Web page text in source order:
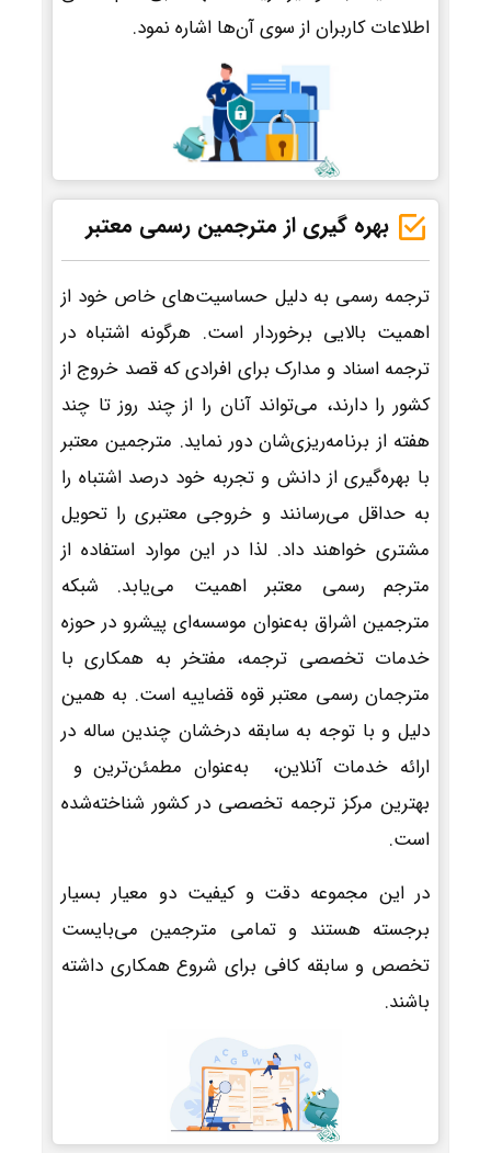
اطلاعات کاربران از سوی آن‌ها اشاره نمود.
بهره گیری از مترجمین رسمی معتبر
ترجمه رسمی به دلیل حساسیت‌های خاص خود از
اهمیت بالایی برخوردار است. هرگونه اشتباه در
ترجمه اسناد و مدارک برای افرادی که قصد خروج از
کشور را دارند، می‌تواند آنان را از چند روز تا چند
هفته از برنامه‌ریزی‌شان دور نماید. مترجمین معتبر
با بهره‌گیری از دانش و تجربه خود درصد اشتباه را
به حداقل می‌رسانند و خروجی معتبری را تحویل
مشتری خواهند داد. لذا در این موارد استفاده از
مترجم رسمی معتبر اهمیت می‌یابد. شبکه
مترجمین اشراق به‌عنوان موسسه‌ای پیشرو در حوزه
خدمات تخصصی ترجمه، مفتخر به همکاری با
مترجمان رسمی معتبر قوه قضاییه است. به همین
دلیل و با توجه به سابقه درخشان چندین ساله در
ارائه خدمات آنلاین، به‌عنوان مطمئن‌ترین و
بهترین مرکز ترجمه تخصصی در کشور شناخته‌شده
است.
در این مجموعه دقت و کیفیت دو معیار بسیار
برجسته هستند و تمامی مترجمین می‌بایست
تخصص و سابقه کافی برای شروع همکاری داشته
باشند.